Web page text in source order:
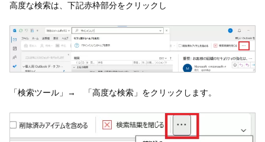
高度な検索は、下記赤枠部分をクリックし
「検索ツール」→ 「高度な検索」をクリックします。